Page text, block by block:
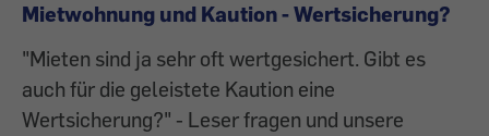
Mietwohnung und Kaution - Wertsicherung?
"Mieten sind ja sehr oft wertgesichert. Gibt es
auch für die geleistete Kaution eine
Wertsicherung?" - Leser fragen und unsere